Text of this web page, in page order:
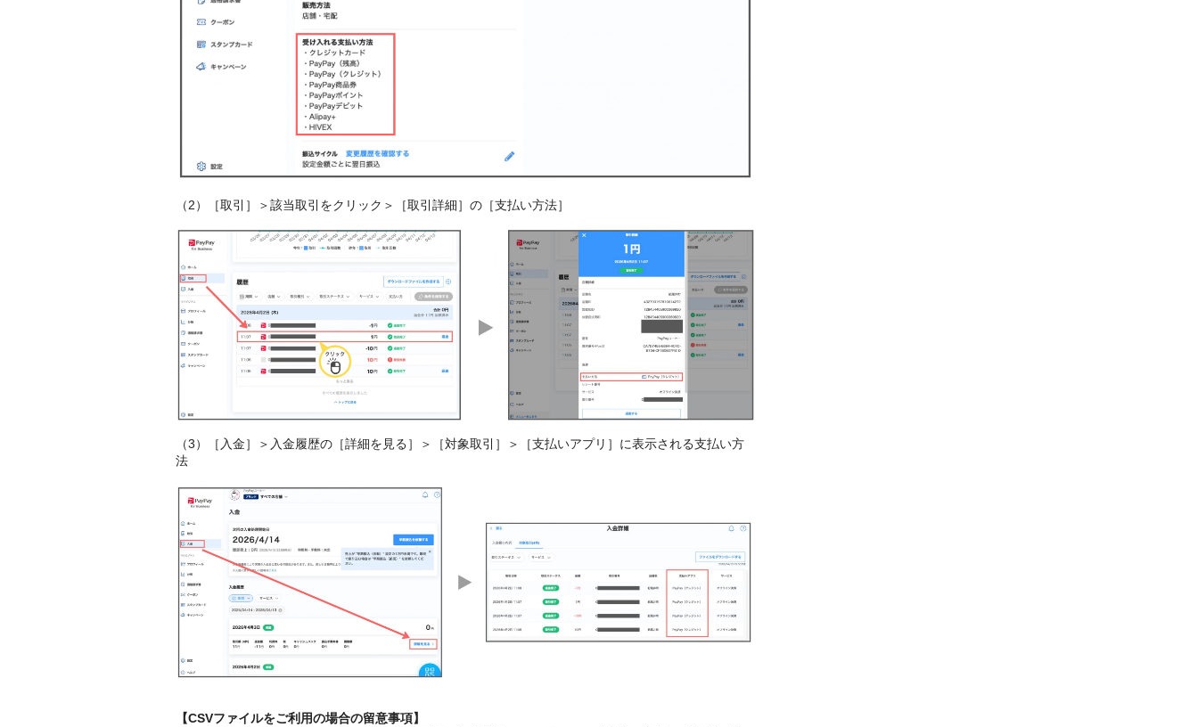
（2）［取引］＞該当取引をクリック＞［取引詳細］の［支払い方法］
（3）［入金］＞入金履歴の［詳細を見る］＞［対象取引］＞［支払いアプリ］に表示される支払い方
法
【CSVファイルをご利用の場合の留意事項】